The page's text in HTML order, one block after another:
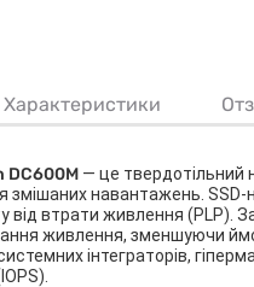
Характеристики
DC600M — це твердотільний
змішаних навантажень.
від втрати живлення (PLP).
живлення, зменшуючи
інтеграторів,